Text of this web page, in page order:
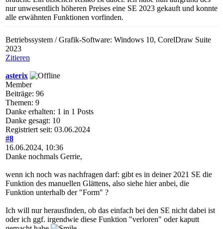
nur unwesentlich höheren Preises eine SE 2023 gekauft und konnte
alle erwähnten Funktionen vorfinden.
Betriebssystem / Grafik-Software: Windows 10, CorelDraw Suite
2023
Zitieren
asterix
Member
Beiträge: 96
Themen: 9
Danke erhalten: 1 in 1 Posts
Danke gesagt: 10
Registriert seit: 03.06.2024
#8
16.06.2024, 10:36
Danke nochmals Gerrie,
wenn ich noch was nachfragen darf: gibt es in deiner 2021 SE die
Funktion des manuellen Glättens, also siehe hier anbei, die
Funktion unterhalb der "Form" ?
Ich will nur herausfinden, ob das einfach bei den SE nicht dabei ist
oder ich ggf. irgendwie diese Funktion "verloren" oder kaputt